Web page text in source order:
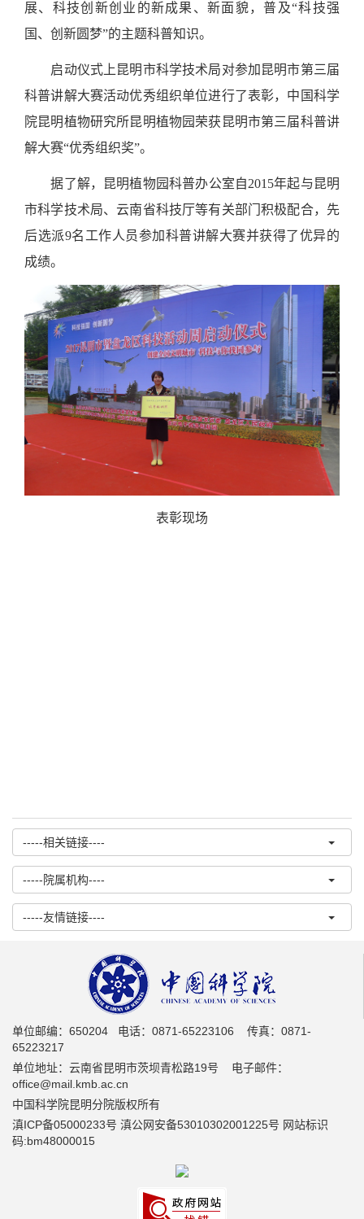
展、科技创新创业的新成果、新面貌，普及“科技强
国、创新圆梦”的主题科普知识。
启动仪式上昆明市科学技术局对参加昆明市第三届
科普讲解大赛活动优秀组织单位进行了表彰，中国科学
院昆明植物研究所昆明植物园荣获昆明市第三届科普讲
解大赛“优秀组织奖”。
据了解，昆明植物园科普办公室自2015年起与昆明
市科学技术局、云南省科技厅等有关部门积极配合，先
后选派9名工作人员参加科普讲解大赛并获得了优异的
成绩。
表彰现场
-----相关链接----
-----院属机构----
-----友情链接----
单位邮编：650204 电话：0871-65223106 传真：0871-
65223217
单位地址：云南省昆明市茨坝青松路19号 电子邮件：
office@mail.kmb.ac.cn
中国科学院昆明分院版权所有
滇ICP备05000233号 滇公网安备53010302001225号 网站标识
码:bm48000015